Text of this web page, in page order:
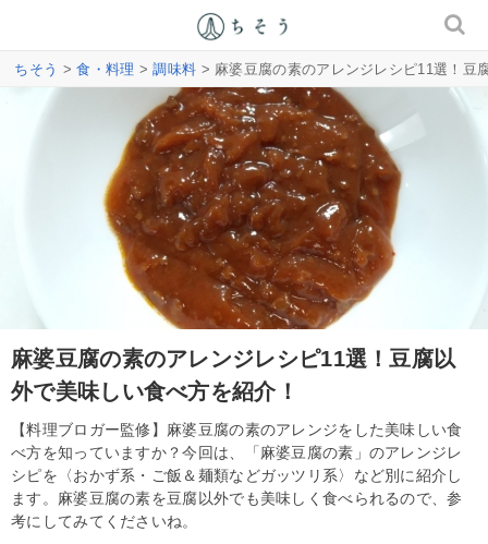
ちそう >食・料理 >調味料 > 麻婆豆腐の素のアレンジレシピ11選！豆
麻婆豆腐の素のアレンジレシピ11選！豆腐以
外で美味しい食べ方を紹介！
【料理ブロガー監修】麻婆豆腐の素のアレンジをした美味しい食
べ方を知っていますか？今回は、「麻婆豆腐の素」のアレンジレ
シピを〈おかず系・ご飯＆麺類などガッツリ系〉など別に紹介し
ます。麻婆豆腐の素を豆腐以外でも美味しく食べられるので、参
考にしてみてくださいね。